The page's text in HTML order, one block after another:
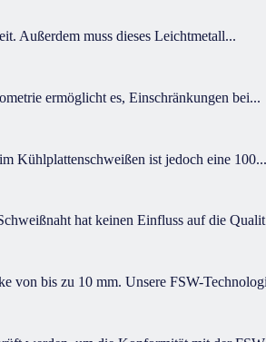
Außerdem muss dieses Leichtmetall...
ermöglicht es, Einschränkungen bei...
Kühlplattenschweißen ist jedoch eine 100...
hat keinen Einfluss auf die
von bis zu 10 mm. Unsere FSW-